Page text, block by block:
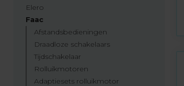
Elero
Faac
Afstandsbedieningen
Draadloze schakelaars
Tijdschakelaar
Rolluikmotoren
Adaptiesets rolluikmotor